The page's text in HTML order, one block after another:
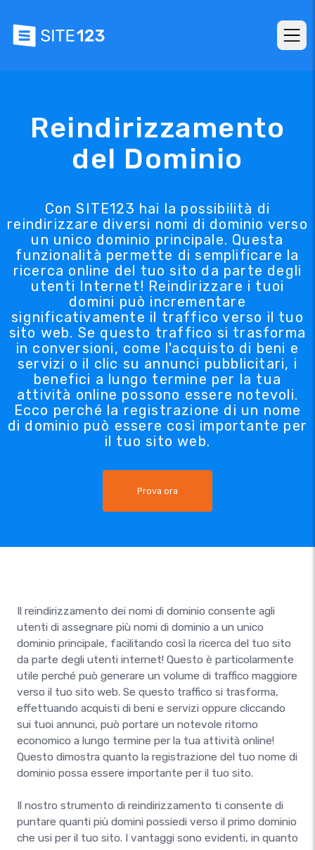
Reindirizzamento
del Dominio
Con SITE123 hai la possibilità di
reindirizzare diversi nomi di dominio verso
un unico dominio principale. Questa
funzionalità permette di semplificare la
ricerca online del tuo sito da parte degli
utenti Internet! Reindirizzare i tuoi
domini può incrementare
significativamente il traffico verso il tuo
sito web. Se questo traffico si trasforma
in conversioni, come l'acquisto di beni e
servizi o il clic su annunci pubblicitari, i
benefici a lungo termine per la tua
attività online possono essere notevoli.
Ecco perché la registrazione di un nome
di dominio può essere così importante per
il tuo sito web.
Prova ora
Il reindirizzamento dei nomi di dominio consente agli
utenti di assegnare più nomi di dominio a un unico
dominio principale, facilitando così la ricerca del tuo sito
da parte degli utenti internet! Questo è particolarmente
utile perché può generare un volume di traffico maggiore
verso il tuo sito web. Se questo traffico si trasforma,
effettuando acquisti di beni e servizi oppure cliccando
sui tuoi annunci, può portare un notevole ritorno
economico a lungo termine per la tua attività online!
Questo dimostra quanto la registrazione del tuo nome di
dominio possa essere importante per il tuo sito.
Il nostro strumento di reindirizzamento ti consente di
puntare quanti più domini possiedi verso il primo dominio
che usi per il tuo sito. I vantaggi sono evidenti, in quanto